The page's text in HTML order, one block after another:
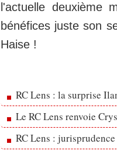
l'actuelle deuxième
bénéfices juste son
Haise !
RC Lens : la surprise
Le RC Lens renvoie
RC Lens :